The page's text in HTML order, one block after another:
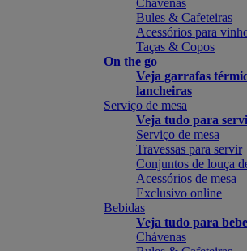
Chávenas
Bules & Cafeteiras
Acessórios para
Taças & Copos
On the go
Veja garrafas
lancheiras
Serviço de mesa
Veja tudo para
Serviço de mesa
Travessas para servir
Conjuntos de louça
Acessórios de mesa
Exclusivo online
Bebidas
Veja tudo para
Chávenas